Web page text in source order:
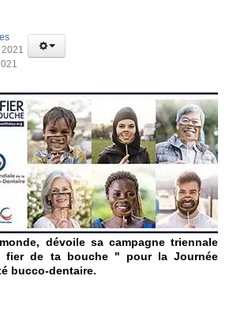
dévoile sa campagne triennale
fier de ta bouche " pour la Journée
bucco-dentaire.